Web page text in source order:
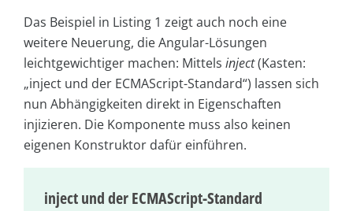
Das Beispiel in Listing 1 zeigt auch noch eine
weitere Neuerung, die Angular-Lösungen
leichtgewichtiger machen: Mittels inject(Kasten:
„inject und der ECMAScript-Standard“) lassen sich
nun Abhängigkeiten direkt in Eigenschaften
injizieren. Die Komponente muss also keinen
eigenen Konstruktor dafür einführen.
inject und der ECMAScript-Standard